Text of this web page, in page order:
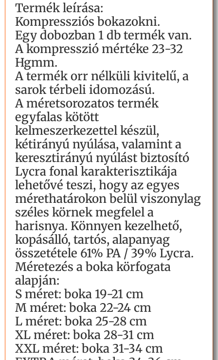
Termék leírása:
Kompressziós bokazokni.
Egy dobozban 1 db termék van.
A kompresszió mértéke 23-32
Hgmm.
A termék orr nélküli kivitelű, a
sarok térbeli idomozású.
A méretsorozatos termék
egyfalas kötött
kelmeszerkezettel készül,
kétirányú nyúlása, valamint a
keresztirányú nyúlást biztosító
Lycra fonal karakterisztikája
lehetővé teszi, hogy az egyes
mérethatárokon belül viszonylag
széles körnek megfelel a
harisnya. Könnyen kezelhető,
kopásálló, tartós, alapanyag
összetétele 61% PA / 39% Lycra.
Méretezés a boka körfogata
alapján:
S méret: boka 19-21 cm
M méret: boka 22-24 cm
L méret: boka 25-28 cm
XL méret: boka 28-31 cm
XXL méret: boka 31-34 cm